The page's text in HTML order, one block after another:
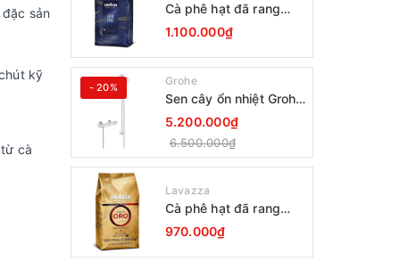
sản
kỹ
cà
Cà phê hạt đã rang
Lavazza Coffee
Espresso Super Crema
1000g Date 12-2027
1.100.000₫
- 20% Grohe
Sen cây ổn nhiệt Grohe
Grohtherm 800
34566001
5.200.000₫
6.500.000₫
Lavazza
Cà phê hạt đã rang
Lavazza Oro Qualita
1000g
970.000₫